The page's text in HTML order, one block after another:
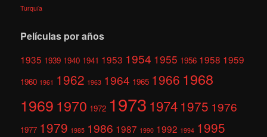
Turquía
Películas por años
1935 1939 1940 1941 1953 1954 1955 1956 1958 1959
1960 1961 1962 1963 1964 1965 1966 1968
1969 1970 1972 1973 1974 1975 1976
1977 1979 1985 1986 1987 1990 1992 1994 1995